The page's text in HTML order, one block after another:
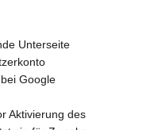
Unterseite
Google
Aktivierung des